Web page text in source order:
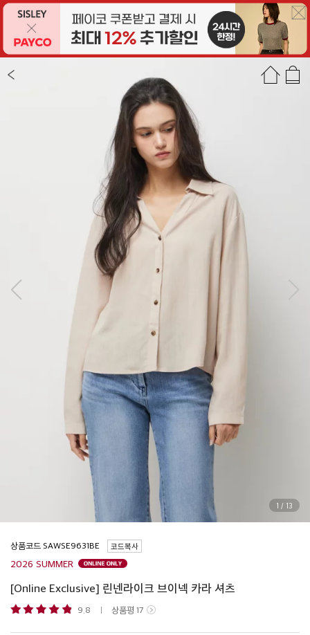
상품정보 상품평(17) 추천상품
1 / 13
상품코드 코드복사
2026 SUMMER
[Online Exclusive] 린넨라이크 브이넥 카라 셔츠
9.8 상품평 17